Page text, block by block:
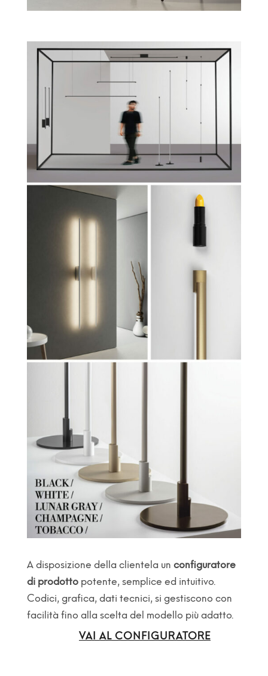
A disposizione della clientela un configuratore
di prodotto potente, semplice ed intuitivo.
Codici, grafica, dati tecnici, si gestiscono con
facilità fino alla scelta del modello più adatto.
VAI AL CONFIGURATORE